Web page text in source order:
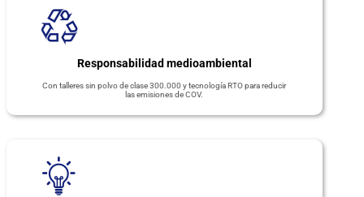
Responsabilidad medioambiental
Con talleres sin polvo de clase 300.000 y tecnología RTO para reducir
las emisiones de COV.